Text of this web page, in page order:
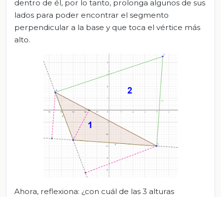
dentro de él, por lo tanto, prolonga algunos de sus
lados para poder encontrar el segmento
perpendicular a la base y que toca el vértice más
alto.
Ahora, reflexiona: ¿con cuál de las 3 alturas